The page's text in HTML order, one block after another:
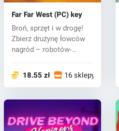
Far Far West (PC) key
Broń, sprzęt i w drogę!
Zbierz drużynę łowców
nagród – robotów-
18.55 zł 16 sklepy